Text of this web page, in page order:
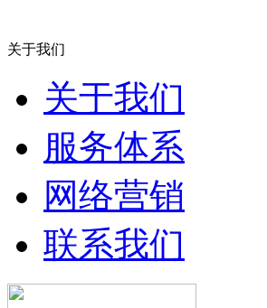
关于我们
关于我们
服务体系
网络营销
联系我们